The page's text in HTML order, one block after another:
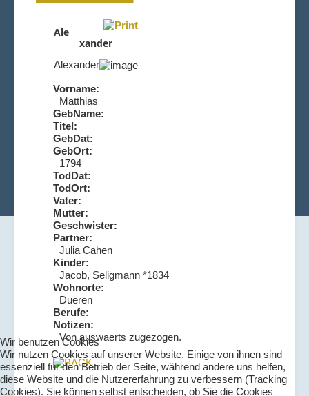
Ale
xander
Alexander
Vorname:
Matthias
GebName:
Titel:
GebDat:
GebOrt:
1794
TodDat:
TodOrt:
Vater:
Mutter:
Geschwister:
Partner:
Julia Cahen
Kinder:
Jacob, Seligmann *1834
Wohnorte:
Dueren
Berufe:
Notizen:
Von auswaerts zugezogen.
Wir benutzen Cookies
Wir nutzen Cookies auf unserer Website. Einige von ihnen sind
essenziell für den Betrieb der Seite, während andere uns helfen,
diese Website und die Nutzererfahrung zu verbessern (Tracking
Cookies). Sie können selbst entscheiden, ob Sie die Cookies